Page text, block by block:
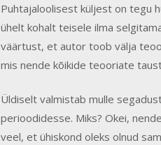
Puhtajaloolisest küljest on tegu
ühelt kohalt teisele ilma
väärtust, et autor toob välja
mis nende kõikide teooriate
Üldiselt valmistab mulle
perioodidesse. Miks? Okei,
veel, et ühiskond oleks olnud